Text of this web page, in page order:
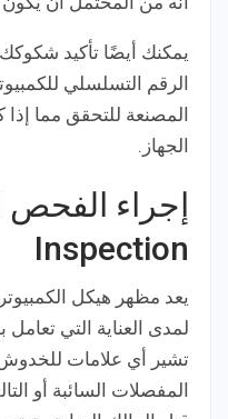
يمكنك أيضًا تأكيد
الرقم التسلسلي
المصنعة للتحقق مما
الجهاز.
Inspection
يعد مظهر هيكل
لمدى العناية التي تعامل
تشير أي علامات
المفصلات السائبة أو